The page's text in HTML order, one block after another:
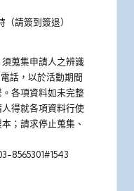
請簽到簽退）
蒐集申請人之辨識
話，以於活動期間
各項資料如未完整
得就各項資料行使
；請求停止蒐集、
8565301#1543